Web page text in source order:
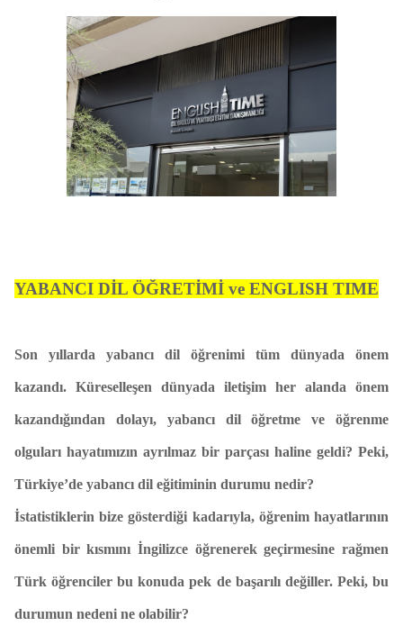
YABANCI DİL ÖĞRETİMİ ve ENGLISH TIME
Son yıllarda yabancı dil öğrenimi tüm dünyada önem
kazandı. Küreselleşen dünyada iletişim her alanda önem
kazandığından dolayı, yabancı dil öğretme ve öğrenme
olguları hayatımızın ayrılmaz bir parçası haline geldi? Peki,
Türkiye’de yabancı dil eğitiminin durumu nedir?
İstatistiklerin bize gösterdiği kadarıyla, öğrenim hayatlarının
önemli bir kısmını İngilizce öğrenerek geçirmesine rağmen
Türk öğrenciler bu konuda pek de başarılı değiller. Peki, bu
durumun nedeni ne olabilir?